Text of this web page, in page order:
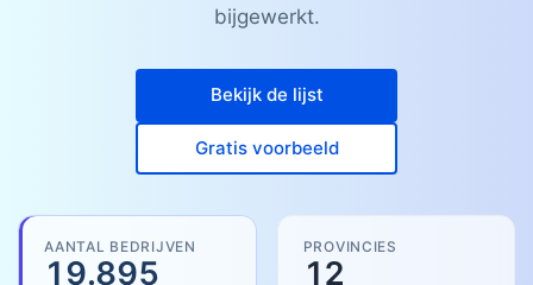
bijgewerkt.
Bekijk de lijst
Gratis voorbeeld
AANTAL BEDRIJVEN
19.895
PROVINCIES
12